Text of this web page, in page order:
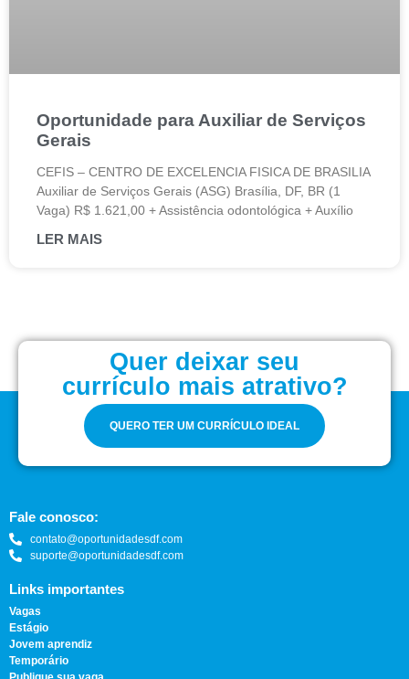
Oportunidade para Auxiliar de Serviços
Gerais
CEFIS – CENTRO DE EXCELENCIA FISICA DE BRASILIA
Auxiliar de Serviços Gerais (ASG) Brasília, DF, BR (1
Vaga) R$ 1.621,00 + Assistência odontológica + Auxílio
LER MAIS
Quer deixar seu
currículo mais atrativo?
QUERO TER UM CURRÍCULO IDEAL
Fale conosco:
contato@oportunidadesdf.com
suporte@oportunidadesdf.com
Links importantes
Vagas
Estágio
Jovem aprendiz
Temporário